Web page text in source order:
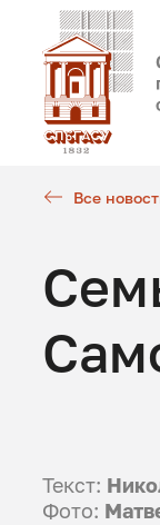
Все
Текст:
Фото: